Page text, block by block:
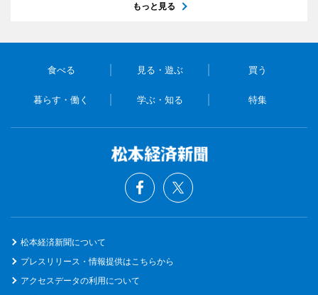
もっと見る
食べる 見る・遊ぶ 買う
暮らす・働く 学ぶ・知る 特集
松本経済新聞について
プレスリリース・情報提供はこちらから
アクセスデータの利用について